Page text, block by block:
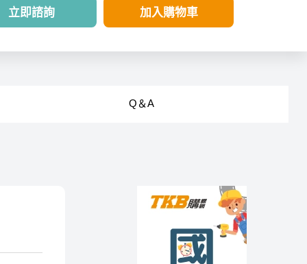
立即諮詢 加入購物車
Q＆A